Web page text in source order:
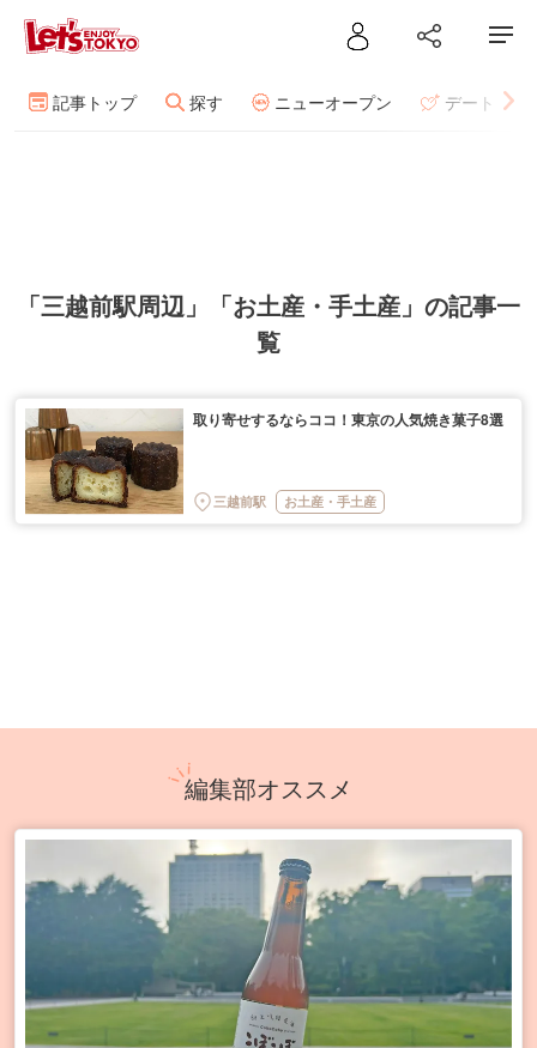
記事トップ 探す ニューオープン デート
「三越前駅周辺」「お土産・手土産」の記事一
覧
取り寄せするならココ！東京の人気焼き菓子8選
三越前駅 お土産・手土産
編集部オススメ